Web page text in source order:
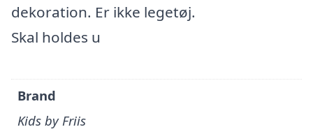
dekoration. Er ikke legetøj.
Skal holdes u
Brand
Kids by Friis